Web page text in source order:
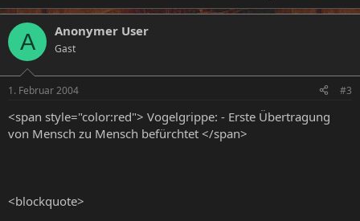
A Anonymer User
Gast
1. Februar 2004 #3
<span style="color:red"> Vogelgrippe: - Erste Übertragung
von Mensch zu Mensch befürchtet </span>
<blockquote>